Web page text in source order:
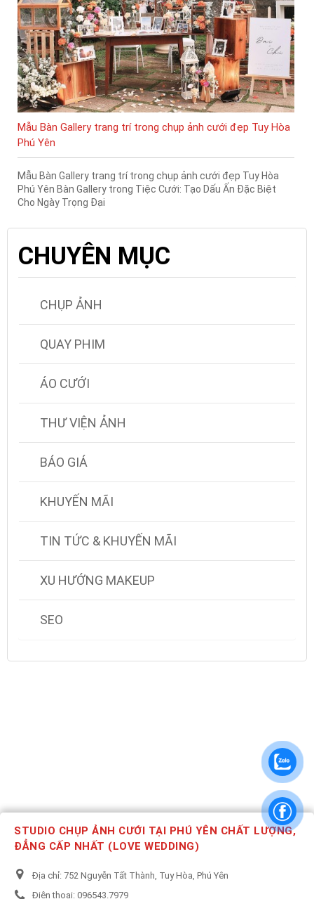
Mẫu Bàn Gallery trang trí trong chụp ảnh cưới đẹp Tuy Hòa
Phú Yên
Mẫu Bàn Gallery trang trí trong chụp ảnh cưới đẹp Tuy Hòa
Phú Yên Bàn Gallery trong Tiệc Cưới: Tạo Dấu Ấn Đặc Biệt
Cho Ngày Trọng Đại
CHUYÊN MỤC
CHỤP ẢNH
QUAY PHIM
ÁO CƯỚI
THƯ VIỆN ẢNH
BÁO GIÁ
KHUYẾN MÃI
TIN TỨC & KHUYẾN MÃI
XU HƯỚNG MAKEUP
SEO
STUDIO CHỤP ẢNH CƯỚI TẠI PHÚ YÊN CHẤT LƯỢNG,
ĐẲNG CẤP NHẤT (LOVE WEDDING)
Địa chỉ: 752 Nguyễn Tất Thành, Tuy Hòa, Phú Yên
Điện thoại: 096543.7979